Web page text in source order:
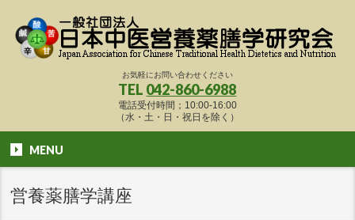
お気軽にお問い合わせください
TEL 042-860-6988
電話受付時間；10:00-16:00
（水・土・日・祝日を除く）
MENU
営養薬膳学講座